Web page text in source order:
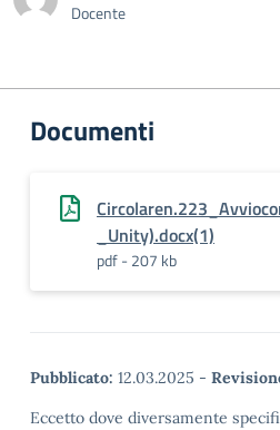
Docente
Documenti
_Unity).docx(1)
pdf - 207 kb
Pubblicato: 12.03.2025 -
Eccetto dove diversamente